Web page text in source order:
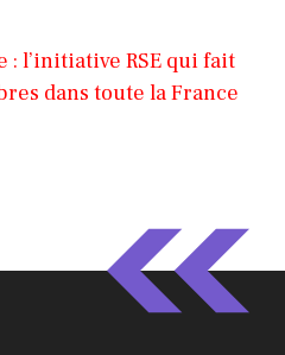
: l’initiative RSE qui fait
dans toute la France